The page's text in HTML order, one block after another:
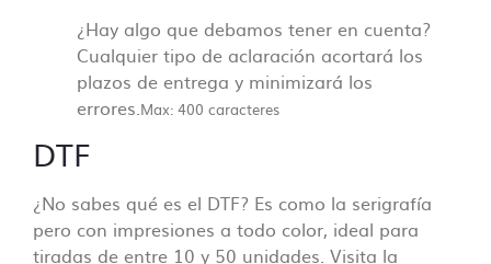
¿Hay algo que debamos tener en cuenta?
Cualquier tipo de aclaración acortará los
plazos de entrega y minimizará los
errores. Max: 400 caracteres
DTF
¿No sabes qué es el DTF? Es como la serigrafía
pero con impresiones a todo color, ideal para
tiradas de entre 10 y 50 unidades. Visita la